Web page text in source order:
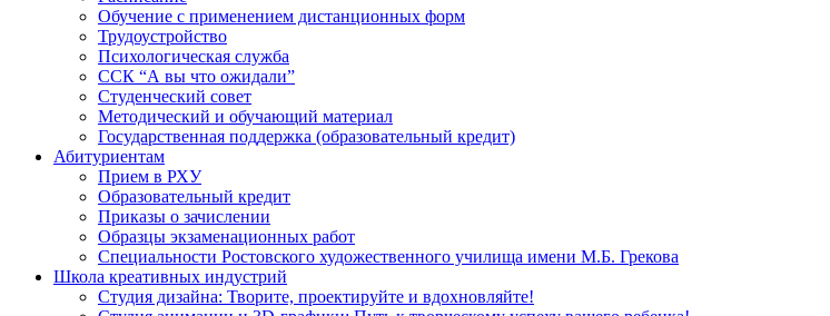
Обучение с применением дистанционных форм
Трудоустройство
Психологическая служба
ССК “А вы что ожидали”
Студенческий совет
Методический и обучающий материал
Государственная поддержка (образовательный кредит)
Абитуриентам
Прием в РХУ
Образовательный кредит
Приказы о зачислении
Образцы экзаменационных работ
Специальности Ростовского художественного училища имени М.Б. Грекова
Школа креативных индустрий
Студия дизайна: Творите, проектируйте и вдохновляйте!